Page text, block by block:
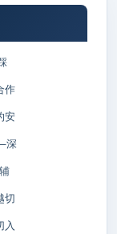
作
安
深
切
入